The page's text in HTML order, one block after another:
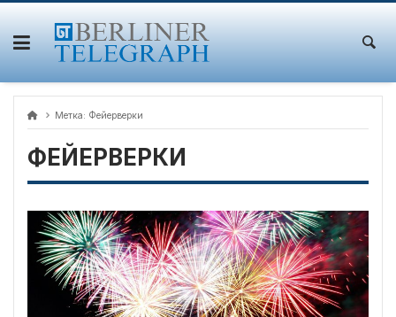
Skip
content
Метка: Фейерверки
ФЕЙЕРВЕРКИ